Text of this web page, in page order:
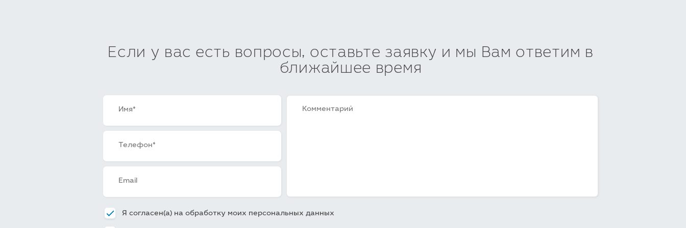
Если у вас есть вопросы, оставьте заявку и мы Вам ответим в
ближайшее время
Я согласен(а) на обработку моих персональных данных